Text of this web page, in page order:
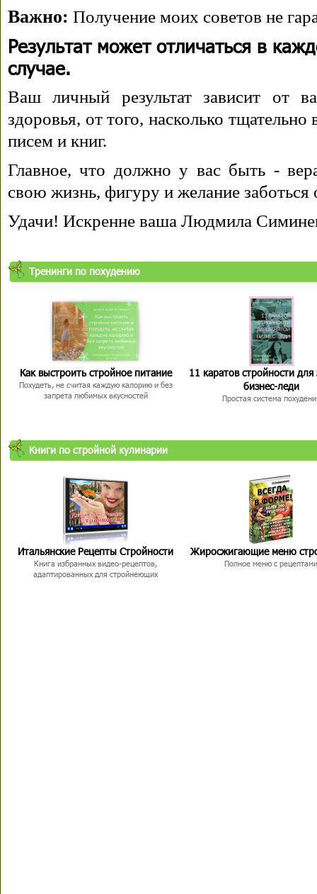
Важно: Получение моих советов не
Результат может отличаться в
случае.
Ваш личный результат зависит от
здоровья, от того, насколько
писем и книг.
Главное, что должно у вас быть -
свою жизнь, фигуру и желание заботься
Удачи! Искренне ваша Людмила
Тренинги по похудению
Как выстроить стройное питание
Похудеть, не считая каждую калорию и без
запрета любимых вкусностей
11 каратов стройности для
бизнес-леди
Простая система
Книги по стройной кулинарии
Итальянские Рецепты Стройности
Книга избранных видео-рецептов,
адаптированных для стройнеющих
Жиросжигающие меню
Полное меню с рецептами